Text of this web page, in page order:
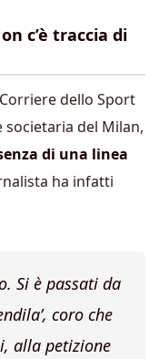
c’è traccia di
dello Sport
del Milan,
di una linea
ha infatti
Si è passati da
coro che
alla petizione